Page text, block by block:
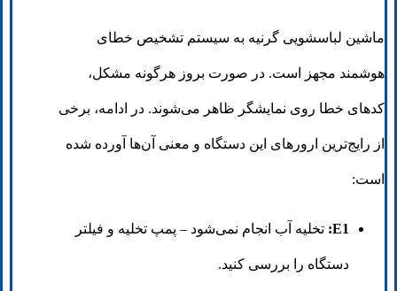
ماشین لباسشویی گرنیه به سیستم تشخیص خطای
هوشمند مجهز است. در صورت بروز هرگونه مشکل،
کدهای خطا روی نمایشگر ظاهر می‌شوند. در ادامه، برخی
از رایج‌ترین ارورهای این دستگاه و معنی آن‌ها آورده شده
است:
E1: تخلیه آب انجام نمی‌شود – پمپ تخلیه و فیلتر
دستگاه را بررسی کنید.